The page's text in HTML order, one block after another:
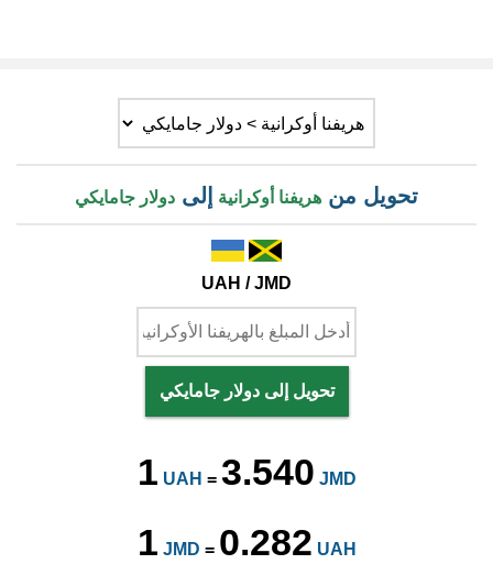
تحويل من هريفنا أوكرانية إلى دولار جامايكي
UAH / JMD
تحويل إلى دولار جامايكي
1 UAH = 3.540 JMD
1 JMD = 0.282 UAH